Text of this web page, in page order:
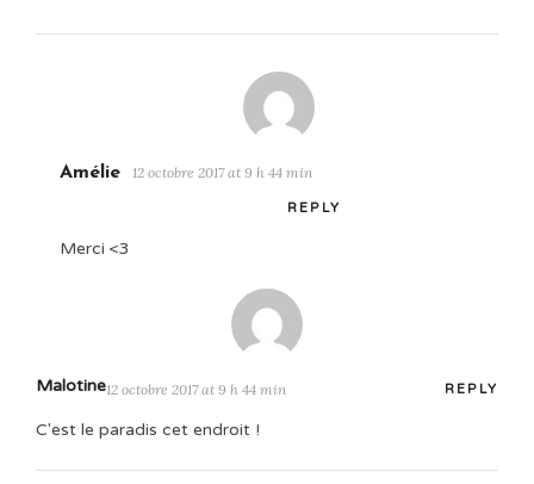
Amélie 12 octobre 2017 at 9 h 44 min
REPLY
Merci <3
Malotine12 octobre 2017 at 9 h 44 min REPLY
C'est le paradis cet endroit !